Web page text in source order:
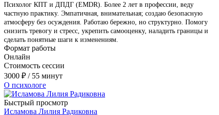
Психолог КПТ и ДПДГ (EMDR). Более 2 лет в профессии, веду
частную практику. Эмпатичная, внимательная; создаю безопасную
атмосферу без осуждения. Работаю бережно, но структурно. Помогу
снизить тревогу и стресс, укрепить самооценку, наладить границы и
сделать понятные шаги к изменениям.
Формат работы
Онлайн
Стоимость сессии
3000 ₽ / 55 минут
О психологе
Быстрый просмотр
Исламова Лилия Радиковна